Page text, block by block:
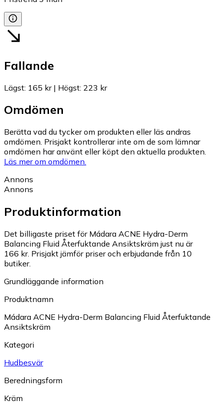
Fallande
Lägst: 165 kr| Högst: 223 kr
Omdömen
Berätta vad du tycker om produkten eller läs andras
omdömen. Prisjakt kontrollerar inte om de som lämnar
omdömen har använt eller köpt den aktuella produkten.
Läs mer om omdömen.
Annons
Annons
Produktinformation
Det billigaste priset för Mádara ACNE Hydra-Derm
Balancing Fluid Återfuktande Ansiktskräm just nu är
166 kr. Prisjakt jämför priser och erbjudande från 10
butiker.
Grundläggande information
Produktnamn
Mádara ACNE Hydra-Derm Balancing Fluid Återfuktande
Ansiktskräm
Kategori
Hudbesvär
Beredningsform
Kräm